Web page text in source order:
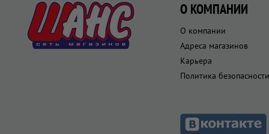
О КОМПАНИИ
О компании
Адреса магазинов
Карьера
Политика безопасности